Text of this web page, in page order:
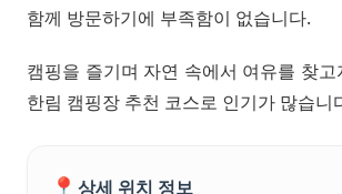
함께 방문하기에 부족함이 없습니다.
캠핑을 즐기며 자연 속에서 여유를 찾
한림 캠핑장 추천 코스로 인기가 많습니
📍 상세 위치 정보